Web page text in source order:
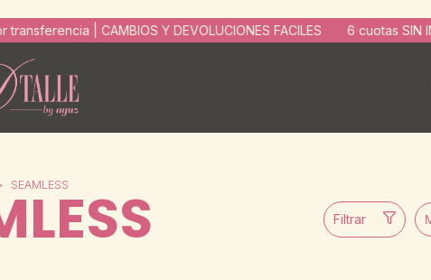
Y DEVOLUCIONES FACILES 6 cuotas SIN INTERÉS en
SEAMLESS
Filtrar